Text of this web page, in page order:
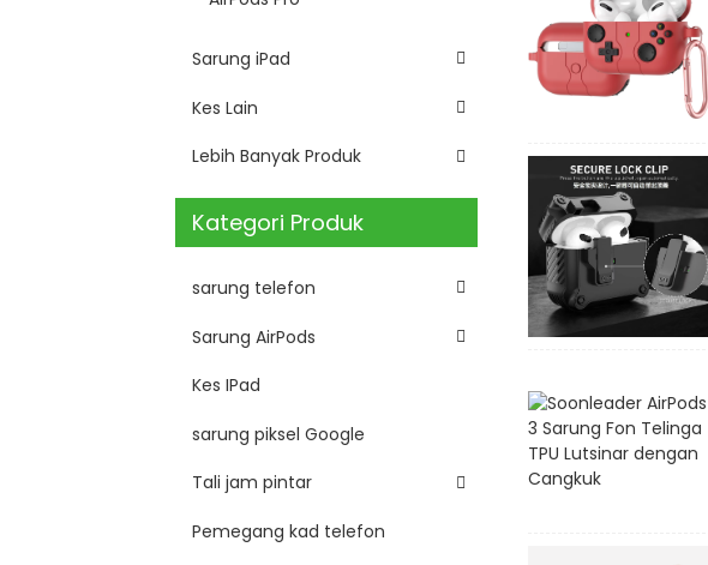
Sarung iPad
Kes Lain
Lebih Banyak Produk
Kategori Produk
sarung telefon
Sarung AirPods
Kes IPad
sarung piksel Google
Tali jam pintar
Pemegang kad telefon